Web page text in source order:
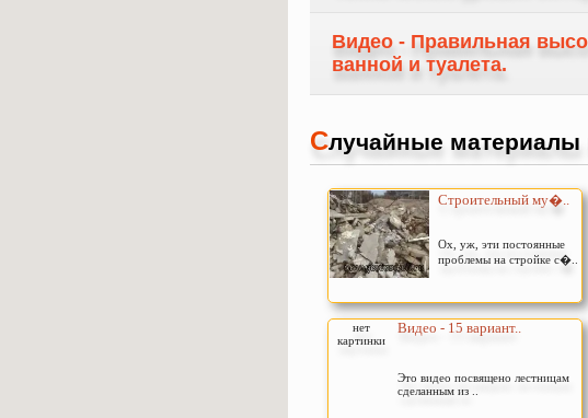
Видео - Правильная
ванной и туалета.
Случайные материалы
Строительный му�..
Ох, уж, эти постоянные
проблемы на стройке с�..
нет
картинки
Видео - 15 вариант..
Это видео посвящено лестницам
сделанным из ..